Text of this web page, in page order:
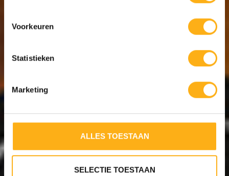
Voorkeuren
Statistieken
Marketing
ALLES TOESTAAN
SELECTIE TOESTAAN
TWIN